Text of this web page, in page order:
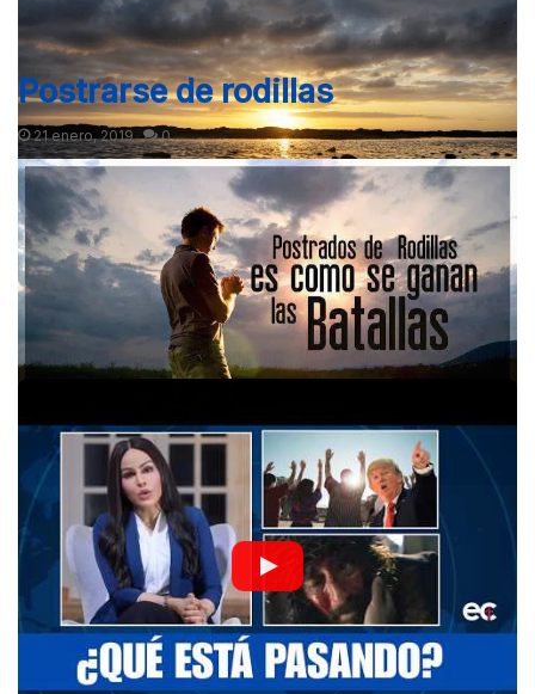
Alto costo vs. Gracia barata: Jesús pagó un alto costo en la
Cruz. Su obra nos otorga el perdón de nuestro pecados y la
Rompamos la oscuridad con la luz. Jesús dijo que somos la luz
del mundo y si lo creemos y andamos en Él basta nuestra
Postrarse de rodillas
21 enero, 2019 0
Postrarse de rodillas
Próxima Página